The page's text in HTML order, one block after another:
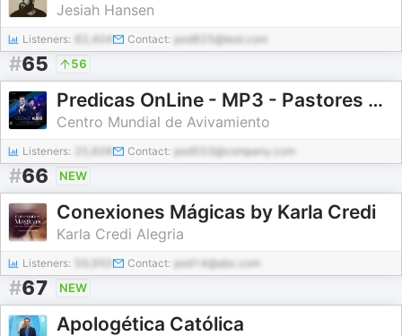
Jesiah Hansen
Listeners: 82,404 Contact: pod825@test.com
#65 56
Predicas OnLine - MP3 - Pastores Ricardo y Ma. Patricia de Rodriguez
Centro Mundial de Avivamiento
Listeners: Contact: pod553@company.com
#66 NEW
Conexiones Mágicas by Karla Credi
Karla Credi Alegria
Listeners: Contact: pod14@abc.com
#67 NEW
Apologética Católica